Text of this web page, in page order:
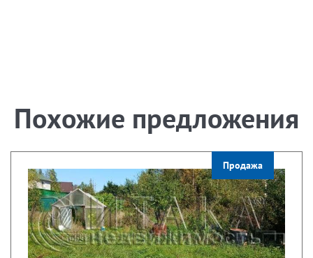
Похожие предложения
Продажа